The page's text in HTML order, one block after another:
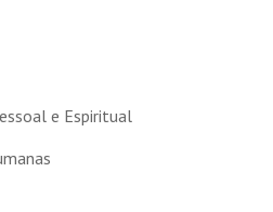
e Espiritual